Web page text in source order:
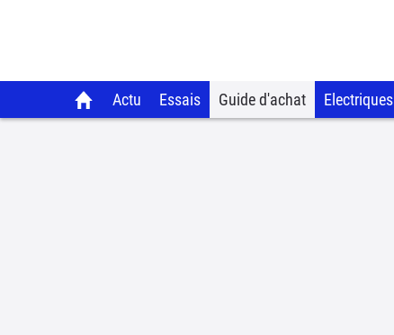
Actu Essais Guide d'achat Electriques